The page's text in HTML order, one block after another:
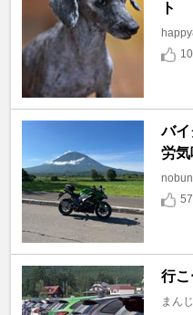
ト
バイ
労気
57
行こ
まん